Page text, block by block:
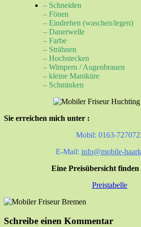
– Schneiden
– Fönen
– Eindrehen (waschen/legen)
– Dauerwelle
– Farbe
– Strähnen
– Hochstecken
– Wimpern / Augenbrauen
– kleine Maniküre
– Schminken
Sie erreichen mich unter :
Mobil: 0163-
E-Mail: info@mobile-
Eine Preisübersicht finden
Preistabelle
Schreibe einen Kommentar